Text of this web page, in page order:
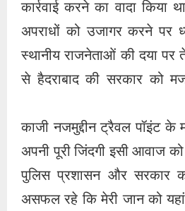
कार्रवाई करने का वादा किया
अपराधों को उजागर करने पर
स्थानीय राजनेताओं की दया
से हैदराबाद की सरकार को
काजी नजमुद्दीन ट्रैवल पॉइंट
अपनी पूरी जिंदगी इसी आवाज
पुलिस प्रशासन और सरकार
असफल रहे कि मेरी जान को